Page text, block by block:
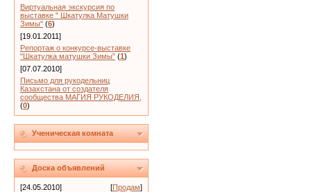
Виртуальная экскурсия по
выставке " Шкатулка Матушки
Зимы" (6)
[19.01.2011]
Репортаж о конкурсе-выставке
"Шкатулка матушки Зимы" (1)
[07.07.2010]
Письмо для рукодельниц
Казахстана от создателя
сообщества МАГИЯ РУКОДЕЛИЯ,
(0)
Ученическая комната
Доска объявлений
[24.05.2010] [Продам]